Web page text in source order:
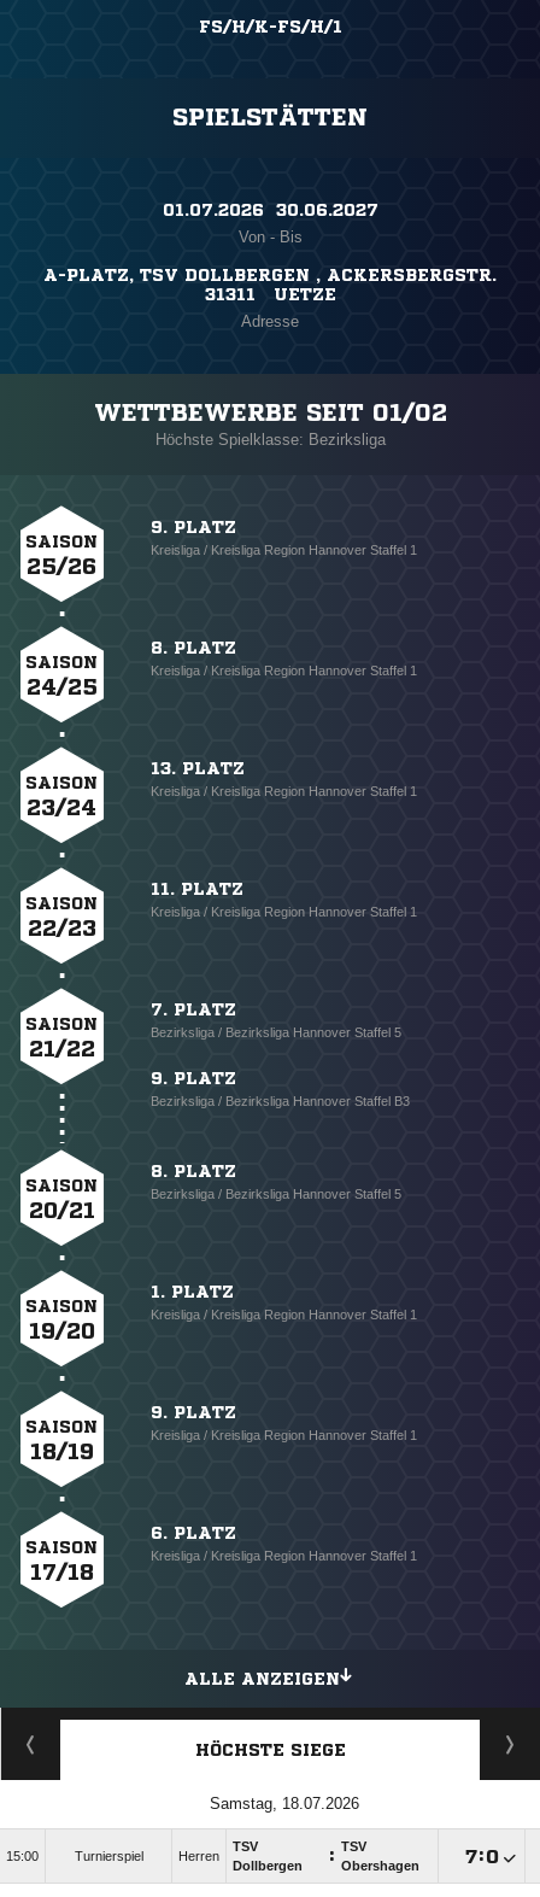
FS/H/K-FS/H/1
SPIELSTÄTTEN
01.07.2026 ​ 30.06.2027
Von - Bis
A-PLATZ, TSV DOLLBERGEN , ACKERSBERGSTR.
31311 UETZE
Adresse
WETTBEWERBE SEIT 01/02
Höchste Spielklasse: Bezirksliga
SAISON
25/26
9. PLATZ
Kreisliga / Kreisliga Region Hannover Staffel 1
SAISON
24/25
8. PLATZ
Kreisliga / Kreisliga Region Hannover Staffel 1
SAISON
23/24
13. PLATZ
Kreisliga / Kreisliga Region Hannover Staffel 1
SAISON
22/23
11. PLATZ
Kreisliga / Kreisliga Region Hannover Staffel 1
SAISON
21/22
7. PLATZ
Bezirksliga / Bezirksliga Hannover Staffel 5
9. PLATZ
Bezirksliga / Bezirksliga Hannover Staffel B3
SAISON
20/21
8. PLATZ
Bezirksliga / Bezirksliga Hannover Staffel 5
SAISON
19/20
1. PLATZ
Kreisliga / Kreisliga Region Hannover Staffel 1
SAISON
18/19
9. PLATZ
Kreisliga / Kreisliga Region Hannover Staffel 1
SAISON
17/18
6. PLATZ
Kreisliga / Kreisliga Region Hannover Staffel 1
ALLE ANZEIGEN
HÖCHSTE SIEGE
Samstag, 18.07.2026
15:00 Turnierspiel Herren
TSV
Dollbergen
: TSV
Obershagen
: